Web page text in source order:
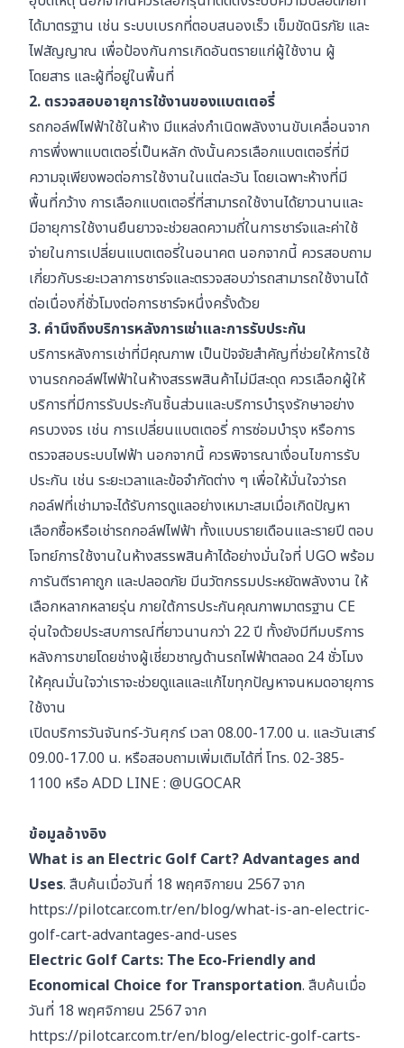
ได้มาตรฐาน เช่น ระบบเบรกที่ตอบสนองเร็ว เข็มขัดนิรภัย และ
ไฟสัญญาณ เพื่อป้องกันการเกิดอันตรายแก่ผู้ใช้งาน ผู้
โดยสาร และผู้ที่อยู่ในพื้นที่
2. ตรวจสอบอายุการใช้งานของแบตเตอรี่
รถกอล์ฟไฟฟ้าใช้ในห้าง มีแหล่งกำเนิดพลังงานขับเคลื่อนจาก
การพึ่งพาแบตเตอรี่เป็นหลัก ดังนั้นควรเลือกแบตเตอรี่ที่มี
ความจุเพียงพอต่อการใช้งานในแต่ละวัน โดยเฉพาะห้างที่มี
พื้นที่กว้าง การเลือกแบตเตอรี่ที่สามารถใช้งานได้ยาวนานและ
มีอายุการใช้งานยืนยาวจะช่วยลดความถี่ในการชาร์จและค่าใช้
จ่ายในการเปลี่ยนแบตเตอรี่ในอนาคต นอกจากนี้ ควรสอบถาม
เกี่ยวกับระยะเวลาการชาร์จและตรวจสอบว่ารถสามารถใช้งานได้
ต่อเนื่องกี่ชั่วโมงต่อการชาร์จหนึ่งครั้งด้วย
3. คำนึงถึงบริการหลังการเช่าและการรับประกัน
บริการหลังการเช่าที่มีคุณภาพ เป็นปัจจัยสำคัญที่ช่วยให้การใช้
งานรถกอล์ฟไฟฟ้าในห้างสรรพสินค้าไม่มีสะดุด ควรเลือกผู้ให้
บริการที่มีการรับประกันชิ้นส่วนและบริการบำรุงรักษาอย่าง
ครบวงจร เช่น การเปลี่ยนแบตเตอรี่ การซ่อมบำรุง หรือการ
ตรวจสอบระบบไฟฟ้า นอกจากนี้ ควรพิจารณาเงื่อนไขการรับ
ประกัน เช่น ระยะเวลาและข้อจำกัดต่าง ๆ เพื่อให้มั่นใจว่ารถ
กอล์ฟที่เช่ามาจะได้รับการดูแลอย่างเหมาะสมเมื่อเกิดปัญหา
เลือกซื้อหรือเช่ารถกอล์ฟไฟฟ้า ทั้งแบบรายเดือนและรายปี ตอบ
โจทย์การใช้งานในห้างสรรพสินค้าได้อย่างมั่นใจที่ UGO พร้อม
การันตีราคาถูก และปลอดภัย มีนวัตกรรมประหยัดพลังงาน ให้
เลือกหลากหลายรุ่น ภายใต้การประกันคุณภาพมาตรฐาน CE
อุ่นใจด้วยประสบการณ์ที่ยาวนานกว่า 22 ปี ทั้งยังมีทีมบริการ
หลังการขายโดยช่างผู้เชี่ยวชาญด้านรถไฟฟ้าตลอด 24 ชั่วโมง
ให้คุณมั่นใจว่าเราจะช่วยดูแลและแก้ไขทุกปัญหาจนหมดอายุการ
ใช้งาน
เปิดบริการวันจันทร์-วันศุกร์ เวลา 08.00-17.00 น. และวันเสาร์
09.00-17.00 น. หรือสอบถามเพิ่มเติมได้ที่ โทร. 02-385-
1100 หรือ ADD LINE : @UGOCAR
ข้อมูลอ้างอิง
What is an Electric Golf Cart? Advantages and
Uses. สืบค้นเมื่อวันที่ 18 พฤศจิกายน 2567 จาก
https://pilotcar.com.tr/en/blog/what-is-an-electric-
golf-cart-advantages-and-uses
Electric Golf Carts: The Eco-Friendly and
Economical Choice for Transportation. สืบค้นเมื่อ
วันที่ 18 พฤศจิกายน 2567 จาก
https://pilotcar.com.tr/en/blog/electric-golf-carts-